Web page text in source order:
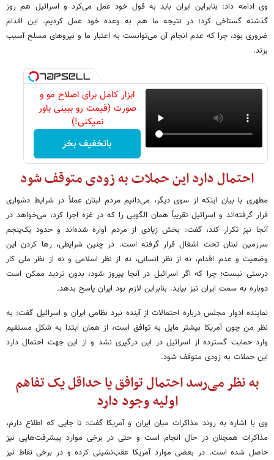
وی ادامه داد: بنابراین ایران باید به قول خود عمل می‌کرد و اسرائیل هم روز
گذشته گستاخی کرد؛ در نتیجه ما هم به وعده خود عمل کردیم. این اقدام
ضروری بود، چرا که عدم انجام آن می‌توانست به اعتبار ما و نیروهای مسلح آسیب
بزند.
ابزار کامل برای اصلاح مو و
صورت (قیمت رو ببینی باور
نمیکنی!)
باتخفیف بخر
احتمال دارد این حملات به زودی متوقف شود
مطهری با بیان اینکه از سوی دیگر، می‌دانیم مردم لبنان عملاً در شرایط دشواری
قرار گرفته‌اند و اسرائیل تقریباً همان الگویی را که در غزه اجرا کرد، می‌خواهد در
آنجا نیز تکرار کند، گفت: بخش زیادی از مردم آواره شده‌اند و حدود یک‌پنجم
سرزمین لبنان تحت اشغال قرار گرفته است. در چنین شرایطی، رها کردن این
وضعیت و عدم اقدام، نه از نظر انسانی، نه از نظر اسلامی و نه از نظر ملی کار
درستی نیست؛ چرا که اگر اسرائیل در آنجا پیروز شود، بدون تردید ممکن است
دوباره به سمت ایران نیز بیاید. بنابراین لازم بود ایران پاسخ بدهد.
نماینده ادوار مجلس درباره احتمالات از آینده نبرد نظامی ایران و اسرائیل گفت: به
نظر من چون آمریکا بیشتر مایل به توافق است، از همان ابتدا به شکل مستقیم
وارد حمایت گسترده از اسرائیل در این درگیری نشد و از این جهت احتمال دارد
این حملات به زودی متوقف شود.
به نظر می‌رسد احتمال توافق یا حداقل یک تفاهم
اولیه وجود دارد
وی با اشاره به روند مذاکرات میان ایران و آمریکا گفت: تا جایی که اطلاع دارم،
مذاکرات همچنان در حال انجام است و حتی در برخی موارد پیشرفت‌هایی نیز
حاصل شده است. در بعضی موارد آمریکا عقب‌نشینی کرده و در برخی نقاط نیز